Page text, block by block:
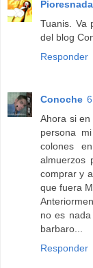
Pioresnada
Tuanis. Va
del blog
Responder
Conoche
Ahora si
persona
colones
almuerzos
comprar y
que fuera
no es
barbaro...
Responder